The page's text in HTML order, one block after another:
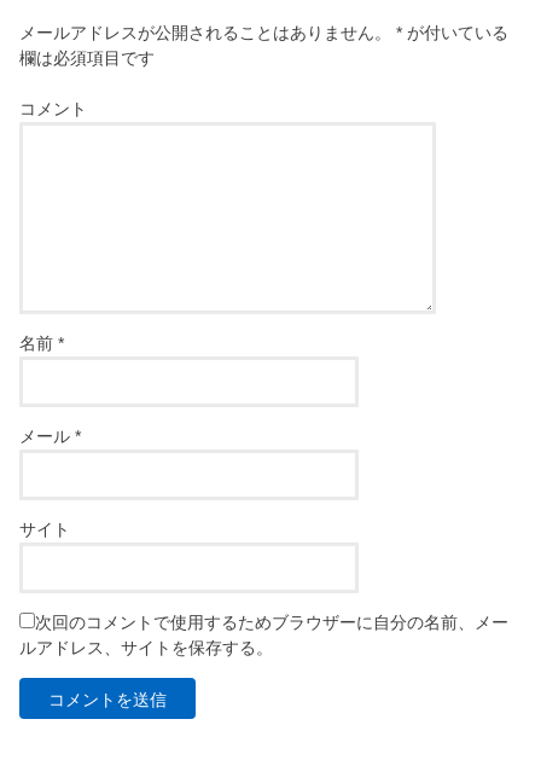
メールアドレスが公開されることはありません。 * が付いている
欄は必須項目です
コメント
名前*
メール*
サイト
次回のコメントで使用するためブラウザーに自分の名前、メー
ルアドレス、サイトを保存する。